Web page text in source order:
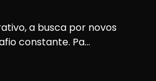
a busca por novos
constante. Pa...